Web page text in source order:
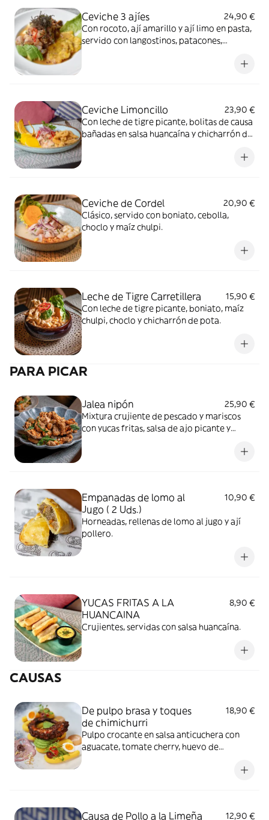
Ceviche 3 ajíes
24,90 €
Con rocoto, ají amarillo y ají limo en pasta,
servido con langostinos, patacones,
Ceviche Limoncillo
23,90 €
Con leche de tigre picante, bolitas de causa
bañadas en salsa huancaína y chicharrón de
Ceviche de Cordel
20,90 €
Clásico, servido con boniato, cebolla,
choclo y maíz chulpi.
Leche de Tigre Carretillera
15,90 €
Con leche de tigre picante, boniato, maíz
chulpi, choclo y chicharrón de pota.
PARA PICAR
Jalea nipón
25,90 €
Mixtura crujiente de pescado y mariscos
con yucas fritas, salsa de ajo picante y
Empanadas de lomo al
Jugo ( 2 Uds.)
10,90 €
Horneadas, rellenas de lomo al jugo y ají
pollero.
YUCAS FRITAS A LA
HUANCAINA
8,90 €
Crujientes, servidas con salsa huancaína.
CAUSAS
De pulpo brasa y toques
de chimichurri
18,90 €
Pulpo crocante en salsa anticuchera con
aguacate, tomate cherry, huevo de
Causa de Pollo a la Limeña 12,90 €